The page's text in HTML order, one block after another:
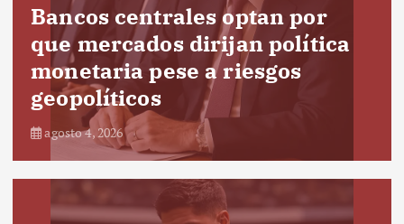
Bancos centrales optan por
que mercados dirijan política
monetaria pese a riesgos
geopolíticos
agosto 4, 2026